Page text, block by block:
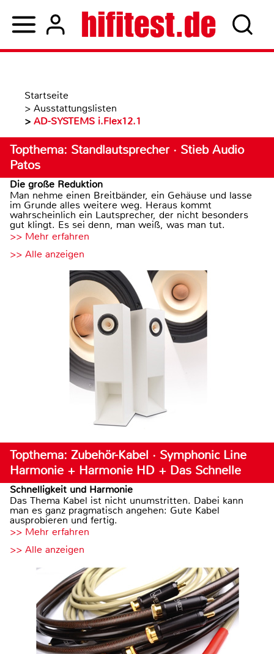
Startseite
> Ausstattungslisten
> AD-SYSTEMS i.Flex12.1
Topthema: Standlautsprecher · Stieb Audio
Patos
Die große Reduktion
Man nehme einen Breitbänder, ein Gehäuse und lasse
im Grunde alles weitere weg. Heraus kommt
wahrscheinlich ein Lautsprecher, der nicht besonders
gut klingt. Es sei denn, man weiß, was man tut.
>> Mehr erfahren
>> Alle anzeigen
Topthema: Zubehör-Kabel · Symphonic Line
Harmonie + Harmonie HD + Das Schnelle
Schnelligkeit und Harmonie
Das Thema Kabel ist nicht unumstritten. Dabei kann
man es ganz pragmatisch angehen: Gute Kabel
ausprobieren und fertig.
>> Mehr erfahren
>> Alle anzeigen